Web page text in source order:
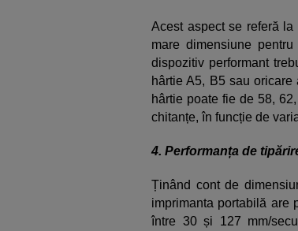
Acest aspect se referă
mare dimensiune
dispozitiv performant
hârtie A5, B5 sau
hârtie poate fie de 58,
chitanțe, în funcție de
4. Performanța de
Ținând cont de
imprimanta portabilă are
între 30 și 127 mm/